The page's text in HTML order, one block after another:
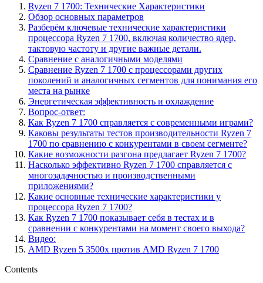
Ryzen 7 1700: Технические Характеристики
Обзор основных параметров
Разберём ключевые технические характеристики
процессора Ryzen 7 1700, включая количество ядер,
тактовую частоту и другие важные детали.
Сравнение с аналогичными моделями
Сравнение Ryzen 7 1700 с процессорами других
поколений и аналогичных сегментов для понимания его
места на рынке
Энергетическая эффективность и охлаждение
Вопрос-ответ:
Как Ryzen 7 1700 справляется с современными играми?
Каковы результаты тестов производительности Ryzen 7
1700 по сравнению с конкурентами в своем сегменте?
Какие возможности разгона предлагает Ryzen 7 1700?
Насколько эффективно Ryzen 7 1700 справляется с
многозадачностью и производственными
приложениями?
Какие основные технические характеристики у
процессора Ryzen 7 1700?
Как Ryzen 7 1700 показывает себя в тестах и в
сравнении с конкурентами на момент своего выхода?
Видео:
AMD Ryzen 5 3500x против AMD Ryzen 7 1700
Contents